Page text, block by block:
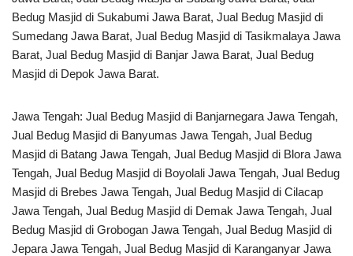
Bedug Masjid di Sukabumi Jawa Barat, Jual Bedug Masjid di
Sumedang Jawa Barat, Jual Bedug Masjid di Tasikmalaya Jawa
Barat, Jual Bedug Masjid di Banjar Jawa Barat, Jual Bedug
Masjid di Depok Jawa Barat.
Jawa Tengah: Jual Bedug Masjid di Banjarnegara Jawa Tengah,
Jual Bedug Masjid di Banyumas Jawa Tengah, Jual Bedug
Masjid di Batang Jawa Tengah, Jual Bedug Masjid di Blora Jawa
Tengah, Jual Bedug Masjid di Boyolali Jawa Tengah, Jual Bedug
Masjid di Brebes Jawa Tengah, Jual Bedug Masjid di Cilacap
Jawa Tengah, Jual Bedug Masjid di Demak Jawa Tengah, Jual
Bedug Masjid di Grobogan Jawa Tengah, Jual Bedug Masjid di
Jepara Jawa Tengah, Jual Bedug Masjid di Karanganyar Jawa